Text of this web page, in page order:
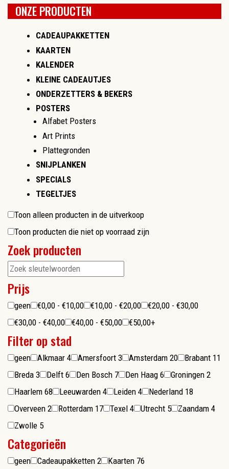
ONZE PRODUCTEN
CADEAUPAKKETTEN
KAARTEN
KALENDER
KLEINE CADEAUTJES
ONDERZETTERS & BEKERS
POSTERS
Alfabet Posters
Art Prints
Plattegronden
SNIJPLANKEN
SPECIALS
TEGELTJES
Toon alleen producten in de uitverkoop
Toon producten die niet op voorraad zijn
Zoek producten
Prijs
geen €0,00 - €10,00 €10,00 - €20,00
€20,00 - €30,00
€30,00 - €40,00
€40,00 - €50,00 €50,00+
Filter op stad
geen Alkmaar 4 Amersfoort 3 Amsterdam 20 Brabant 11
Breda 3 Delft 6 Den Bosch 7 Den Haag 6 Groningen 2
Haarlem 68 Leeuwarden 4 Leiden 4 Nederland 18
Overveen 2 Rotterdam 17 Texel 4 Utrecht 5 Zaandam 4
Zwolle 5
Categorieën
geen Cadeaupakketten 2 Kaarten 76